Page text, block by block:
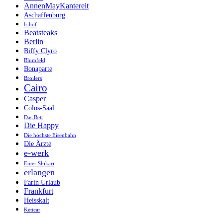
AnnenMayKantereit
Aschaffenburg
b-hof
Beatsteaks
Berlin
Biffy Clyro
Blumfeld
Bonaparte
Broilers
Cairo
Casper
Colos-Saal
Das Bett
Die Happy
Die höchste Eisenbahn
Die Ärzte
e-werk
Enter Shikari
erlangen
Farin Urlaub
Frankfurt
Heisskalt
Kettcar